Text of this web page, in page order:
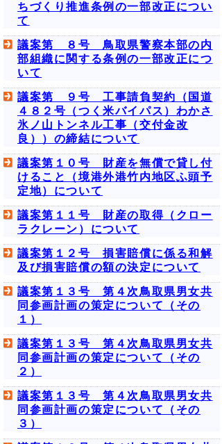
ちづくり推進条例の一部改正につい
て
議案第 ８号 鳥取県警察本部の内
部組織に関する条例の一部改正につ
いて
議案第 ９号 工事請負契約（国道
４８２号（つく米バイパス）わかさ
氷ノ山トンネル工事（交付金改
良））の締結について
議案第１０号 財産を無償で貸し付
けること（境港外港竹内地区ふ頭予
定地）について
議案第１１号 財産の取得（クロー
ラクレーン）について
議案第１２号 損害賠償に係る和解
及び損害賠償の額の決定について
議案第１３号 第４次鳥取県男女共
同参画計画の策定について（その
１）
議案第１３号 第４次鳥取県男女共
同参画計画の策定について（その
２）
議案第１３号 第４次鳥取県男女共
同参画計画の策定について（その
３）